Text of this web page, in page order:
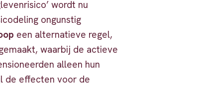
wordt nu
ongunstig
een alternatieve regel,
waarbij de actieve
alleen hun
de effecten voor de